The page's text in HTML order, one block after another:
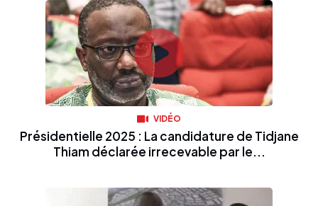
VIDÉO
Présidentielle 2025 : La candidature de Tidjane
Thiam déclarée irrecevable par le...